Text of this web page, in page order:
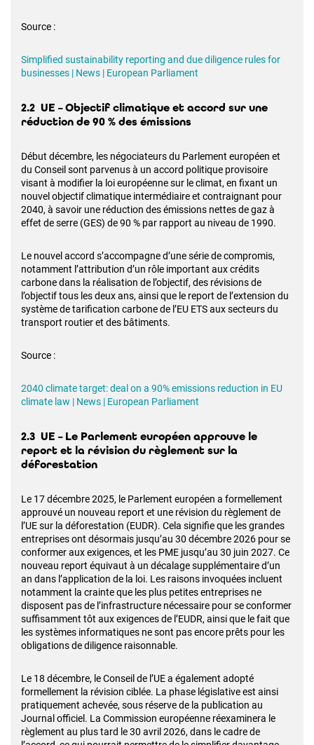
Source :
Simplified sustainability reporting and due diligence rules for
businesses | News | European Parliament
2.2 UE – Objectif climatique et accord sur une
réduction de 90 % des émissions
Début décembre, les négociateurs du Parlement européen et
du Conseil sont parvenus à un accord politique provisoire
visant à modifier la loi européenne sur le climat, en fixant un
nouvel objectif climatique intermédiaire et contraignant pour
2040, à savoir une réduction des émissions nettes de gaz à
effet de serre (GES) de 90 % par rapport au niveau de 1990.
Le nouvel accord s’accompagne d’une série de compromis,
notamment l’attribution d’un rôle important aux crédits
carbone dans la réalisation de l’objectif, des révisions de
l’objectif tous les deux ans, ainsi que le report de l’extension du
système de tarification carbone de l’EU ETS aux secteurs du
transport routier et des bâtiments.
Source :
2040 climate target: deal on a 90% emissions reduction in EU
climate law | News | European Parliament
2.3 UE – Le Parlement européen approuve le
report et la révision du règlement sur la
déforestation
Le 17 décembre 2025, le Parlement européen a formellement
approuvé un nouveau report et une révision du règlement de
l’UE sur la déforestation (EUDR). Cela signifie que les grandes
entreprises ont désormais jusqu’au 30 décembre 2026 pour se
conformer aux exigences, et les PME jusqu’au 30 juin 2027. Ce
nouveau report équivaut à un décalage supplémentaire d’un
an dans l’application de la loi. Les raisons invoquées incluent
notamment la crainte que les plus petites entreprises ne
disposent pas de l’infrastructure nécessaire pour se conformer
suffisamment tôt aux exigences de l’EUDR, ainsi que le fait que
les systèmes informatiques ne sont pas encore prêts pour les
obligations de diligence raisonnable.
Le 18 décembre, le Conseil de l’UE a également adopté
formellement la révision ciblée. La phase législative est ainsi
pratiquement achevée, sous réserve de la publication au
Journal officiel. La Commission européenne réexaminera le
règlement au plus tard le 30 avril 2026, dans le cadre de